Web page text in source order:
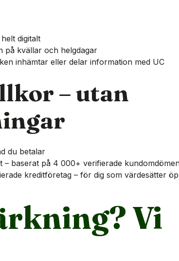
digitalt
på kvällar och helgdagar
inhämtar eller delar information med UC
– utan
du betalar
– baserat på 4 000+ verifierade
kreditföretag – för dig som värdesätter
Vi